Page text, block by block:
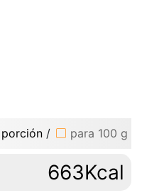
porción / para 100 g
663Kcal